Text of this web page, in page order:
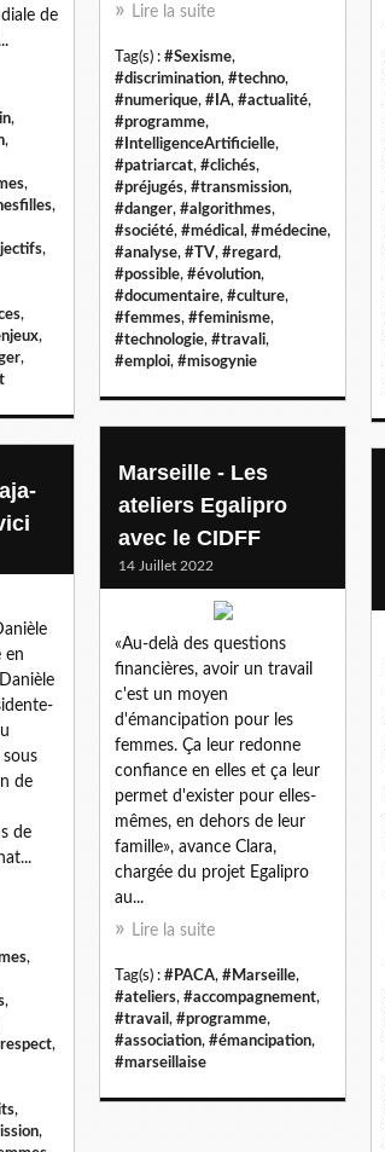
Lire la suite
Tag(s) : #Sexisme,
#discrimination, #techno,
#numerique, #IA, #actualité,
#programme,
#IntelligenceArtificielle,
#patriarcat, #clichés,
#préjugés, #transmission,
#danger, #algorithmes,
#société, #médical , #médecine,
#analyse, #TV, #regard,
#possible, #évolution,
#documentaire, #culture,
#femmes, #feminisme,
#technologie, #travali,
#emploi, #misogynie
de
,
,
,
,
,
,
,
,
Marseille - Les
ateliers Egalipro
avec le CIDFF
14 Juillet 2022
«Au-delà des questions
financières, avoir un travail
c'est un moyen
d'émancipation pour les
femmes. Ça leur redonne
confiance en elles et ça leur
permet d'exister pour elles-
mêmes, en dehors de leur
famille», avance Clara,
chargée du projet Egalipro
au...
Lire la suite
Tag(s) : #PACA, #Marseille,
#ateliers, #accompagnement,
#travail , #programme,
#association, #émancipation,
#marseillaise
en
sous
de
de
,
,
,
,
,